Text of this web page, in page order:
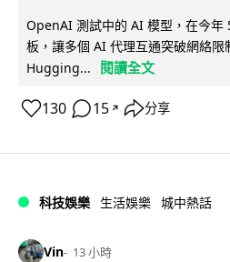
OpenAI 測試中的 AI 模型，在今年
板，讓多個 AI 代理互通突破網絡限
Hugging...
閱讀全文
130 15 ↗ 分享
科技娛樂 生活娛樂 城中熱話
Vin 13 小時